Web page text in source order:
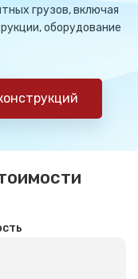
грузов, включая
оборудование